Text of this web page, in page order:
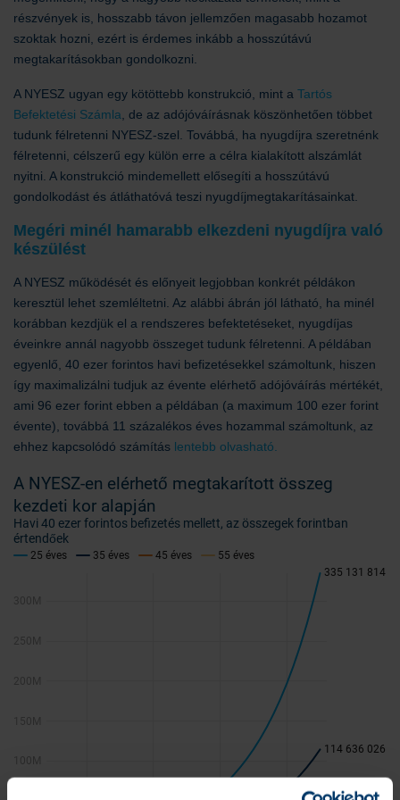
részvények is, hosszabb távon jellemzően magasabb hozamot
szoktak hozni, ezért is érdemes inkább a hosszútávú
megtakarításokban gondolkozni.
A NYESZ ugyan egy kötöttebb konstrukció, mint a Tartós
Befektetési Számla , de az adójóváírásnak köszönhetően többet
tudunk félretenni NYESZ-szel. Továbbá, ha nyugdíjra szeretnénk
félretenni, célszerű egy külön erre a célra kialakított alszámlát
nyitni. A konstrukció mindemellett elősegíti a hosszútávú
gondolkodást és átláthatóvá teszi nyugdíjmegtakarításainkat.
Megéri minél hamarabb elkezdeni nyugdíjra való
készülést
A NYESZ működését és előnyeit legjobban konkrét példákon
keresztül lehet szemléltetni. Az alábbi ábrán jól látható, ha minél
korábban kezdjük el a rendszeres befektetéseket, nyugdíjas
éveinkre annál nagyobb összeget tudunk félretenni. A példában
egyenlő, 40 ezer forintos havi befizetésekkel számoltunk, hiszen
így maximalizálni tudjuk az évente elérhető adójóváírás mértékét,
ami 96 ezer forint ebben a példában (a maximum 100 ezer forint
évente), továbbá 11 százalékos éves hozammal számoltunk, az
ehhez kapcsolódó számítás lentebb olvasható.